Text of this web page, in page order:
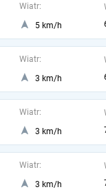
Wiatr:
5 km/h
Wiatr:
3 km/h
Wiatr:
3 km/h
Wiatr:
3 km/h